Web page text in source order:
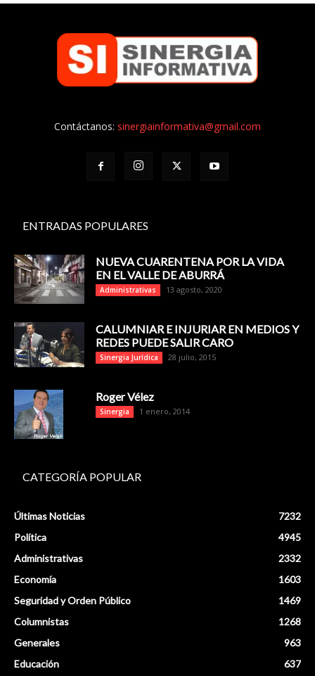
Contáctanos: sinergiainformativa@gmail.com
ENTRADAS POPULARES
NUEVA CUARENTENA POR LA VIDA
EN EL VALLE DE ABURRÁ
Administrativas 13 agosto, 2020
CALUMNIAR E INJURIAR EN MEDIOS Y
REDES PUEDE SALIR CARO
Sinergia Jurídica 28 julio, 2015
Roger Vélez
Sinergia 1 enero, 2014
CATEGORÍA POPULAR
Últimas Noticias
7232
Política
4945
Administrativas
2332
Economía
1603
Seguridad y Orden Público
1469
Columnistas
1268
Generales
963
Educación
637